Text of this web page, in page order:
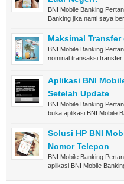
BNI Mobile Banking
Banking jika nanti saya
Maksimal
BNI Mobile Banking
nominal transaksi transfer
Aplikasi BNI
Setelah Update
BNI Mobile Banking
buka aplikasi BNI Mobile
Solusi HP BNI
Nomor Telepon
BNI Mobile Banking
aplikasi BNI Mobile